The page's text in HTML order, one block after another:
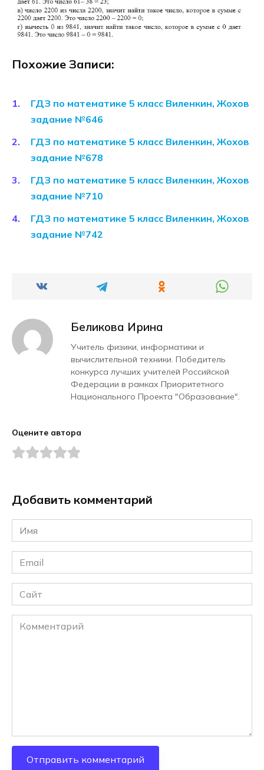
Похожие Записи:
ГДЗ по математике 5 класс Виленкин, Жохов
задание №646
ГДЗ по математике 5 класс Виленкин, Жохов
задание №678
ГДЗ по математике 5 класс Виленкин, Жохов
задание №710
ГДЗ по математике 5 класс Виленкин, Жохов
задание №742
Беликова Ирина
Учитель физики, информатики и
вычислительной техники. Победитель
конкурса лучших учителей Российской
Федерации в рамках Приоритетного
Национального Проекта "Образование".
Оцените автора
Добавить комментарий
Имя
*
Email
*
Сайт
Комментарий